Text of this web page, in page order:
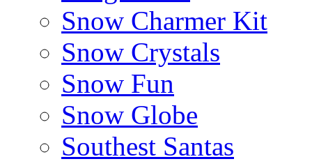
Snow Charmer Kit
Snow Crystals
Snow Fun
Snow Globe
Southest Santas